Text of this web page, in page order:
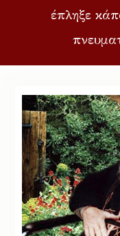
έπληξε